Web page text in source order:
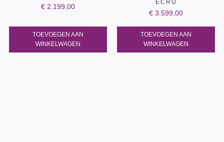
€ 2.199,00
TOEVOEGEN AAN
WINKELWAGEN
ECRU
€ 3.599,00
TOEVOEGEN AAN
WINKELWAGEN